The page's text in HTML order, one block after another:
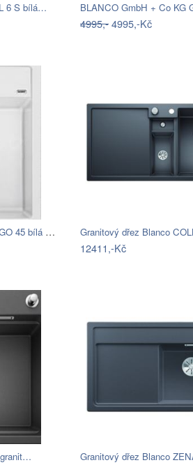
6 S bílá…
4995,-4995,-Kč
Granitový dřez Blanco DALAGO 45 bílá s… Granitový dřez Blanco
12411,-Kč